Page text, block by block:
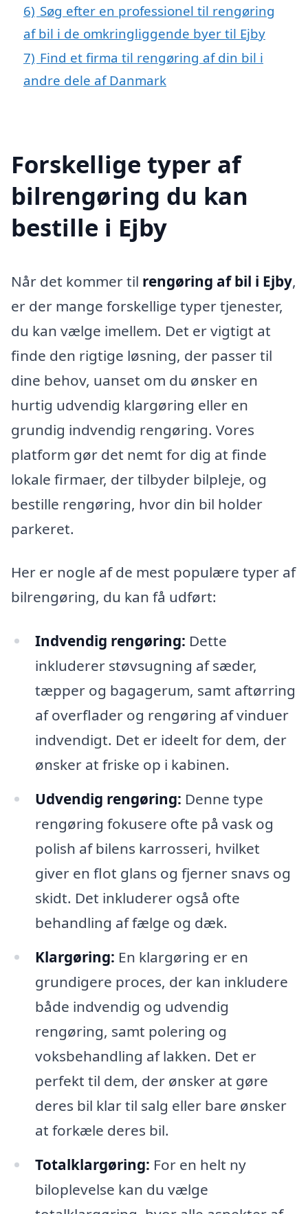
6) Søg efter en professionel til rengøring
af bil i de omkringliggende byer til Ejby
7) Find et firma til rengøring af din bil i
andre dele af Danmark
Forskellige typer af
bilrengøring du kan
bestille i Ejby
Når det kommer til rengøring af bil i Ejby,
er der mange forskellige typer tjenester,
du kan vælge imellem. Det er vigtigt at
finde den rigtige løsning, der passer til
dine behov, uanset om du ønsker en
hurtig udvendig klargøring eller en
grundig indvendig rengøring. Vores
platform gør det nemt for dig at finde
lokale firmaer, der tilbyder bilpleje, og
bestille rengøring, hvor din bil holder
parkeret.
Her er nogle af de mest populære typer af
bilrengøring, du kan få udført:
Indvendig rengøring: Dette
inkluderer støvsugning af sæder,
tæpper og bagagerum, samt aftørring
af overflader og rengøring af vinduer
indvendigt. Det er ideelt for dem, der
ønsker at friske op i kabinen.
Udvendig rengøring: Denne type
rengøring fokusere ofte på vask og
polish af bilens karrosseri, hvilket
giver en flot glans og fjerner snavs og
skidt. Det inkluderer også ofte
behandling af fælge og dæk.
Klargøring: En klargøring er en
grundigere proces, der kan inkludere
både indvendig og udvendig
rengøring, samt polering og
voksbehandling af lakken. Det er
perfekt til dem, der ønsker at gøre
deres bil klar til salg eller bare ønsker
at forkæle deres bil.
Totalklargøring: For en helt ny
biloplevelse kan du vælge